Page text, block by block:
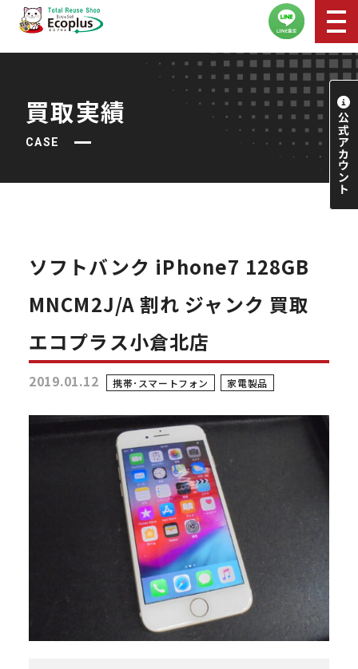
買取実績
CASE
ソフトバンク iPhone7 128GB
MNCM2J/A 割れ ジャンク 買取
エコプラス小倉北店
2019.01.12 携帯･スマートフォン 家電製品